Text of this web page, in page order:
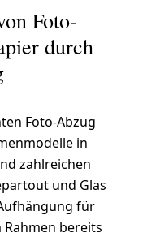
Foto-
durch
Foto-Abzug
in
zahlreichen
und Glas
für
bereits